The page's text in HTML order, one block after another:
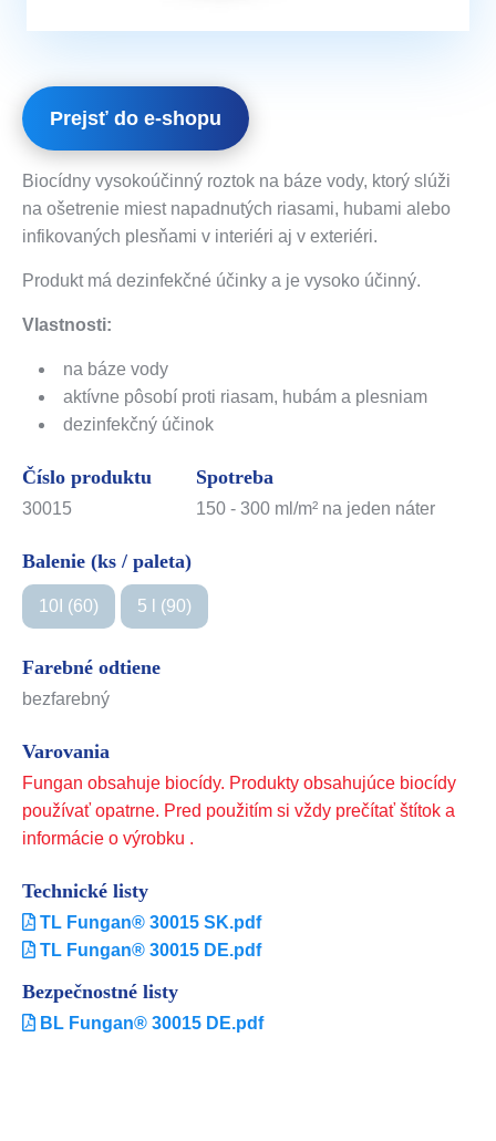
Prejsť do e-shopu
Biocídny vysokoúčinný roztok na báze vody, ktorý slúži
na ošetrenie miest napadnutých riasami, hubami alebo
infikovaných plesňami v interiéri aj v exteriéri.
Produkt má dezinfekčné účinky a je vysoko účinný.
Vlastnosti:
na báze vody
aktívne pôsobí proti riasam, hubám a plesniam
dezinfekčný účinok
Číslo produktu
30015
Spotreba
150 - 300 ml/m² na jeden náter
Balenie (ks / paleta)
10I (60) 5 l (90)
Farebné odtiene
bezfarebný
Varovania
Fungan obsahuje biocídy. Produkty obsahujúce biocídy
používať opatrne. Pred použitím si vždy prečítať štítok a
informácie o výrobku .
Technické listy
TL Fungan® 30015 SK.pdf
TL Fungan® 30015 DE.pdf
Bezpečnostné listy
BL Fungan® 30015 DE.pdf